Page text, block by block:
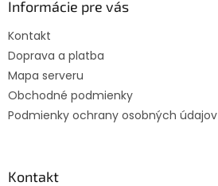
Informácie pre vás
Kontakt
Doprava a platba
Mapa serveru
Obchodné podmienky
Podmienky ochrany osobných údajov
Kontakt